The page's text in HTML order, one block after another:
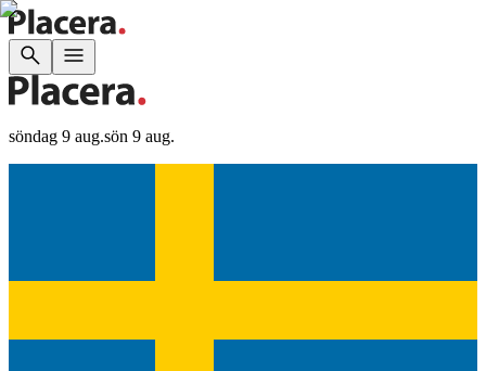
söndag 9 aug.sön 9 aug.